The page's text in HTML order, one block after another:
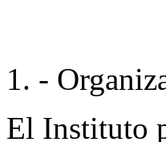
1. -
El Instituto